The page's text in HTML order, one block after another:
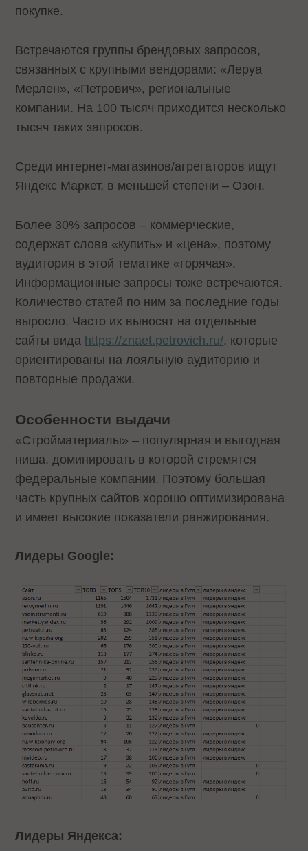
покупке.
Встречаются группы брендовых запросов,
связанных с крупными вендорами: «Леруа
Мерлен», «Петрович», региональные
компании. На 100 тысяч приходится несколько
тысяч таких запросов.
Среди интернет-магазинов/агрегаторов ищут
Яндекс Маркет, в меньшей степени – Озон.
Более 30% запросов – коммерческие,
содержат слова «купить» и «цена», поэтому
аудитория в этой тематике «горячая».
Информационные запросы тоже встречаются.
Количество статей по ним за последние годы
выросло. Часто их выносят на отдельные
сайты вида https://znaet.petrovich.ru/, которые
ориентированы на лояльную аудиторию и
повторные продажи.
Особенности выдачи
«Стройматериалы» – популярная и выгодная
ниша, доминировать в которой стремятся
федеральные компании. Поэтому большая
часть крупных сайтов хорошо оптимизирована
и имеет высокие показатели ранжирования.
Лидеры Google:
Лидеры Яндекса: